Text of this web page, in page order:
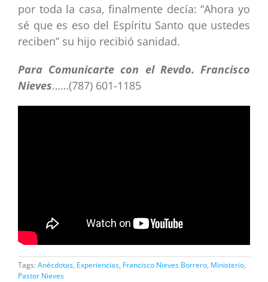
por toda la casa, finalmente decía: “Ahora yo
sé que es eso del Espíritu Santo que ustedes
reciben” su hijo recibió sanidad.
Para Comunicarte con el Revdo. Francisco
Nieves……(787) 601-1185
Tags: Anécdotas, Experiencias, Francisco Nieves Borrero, Ministerio,
Pastor Nieves